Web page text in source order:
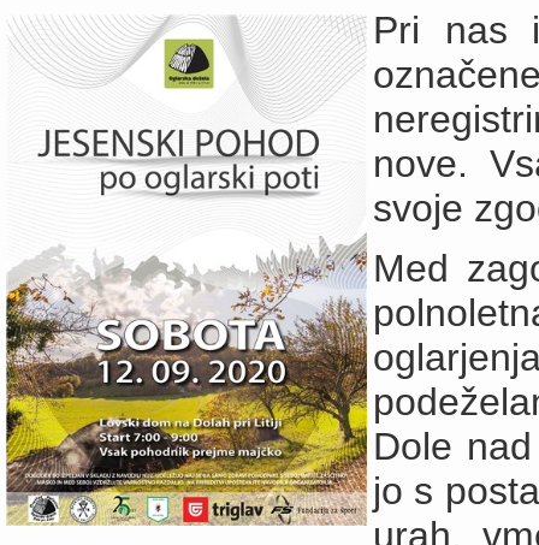
Pri nas
nove.
svoje
Med
Dole
jo s
urah,